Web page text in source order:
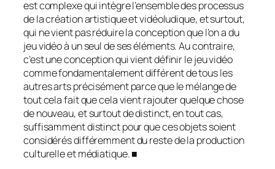
est complexe qui intègre l’ensemble des processus
de la création artistique et vidéoludique, et surtout,
qui ne vient pas réduire la conception que l’on a du
jeu vidéo à un seul de ses éléments. Au contraire,
c’est une conception qui vient définir le jeu vidéo
comme fondamentalement différent de tous les
autres arts précisément parce que le mélange de
tout cela fait que cela vient rajouter quelque chose
de nouveau, et surtout de distinct, en tout cas,
suffisamment distinct pour que ces objets soient
considérés différemment du reste de la production
culturelle et médiatique. ■